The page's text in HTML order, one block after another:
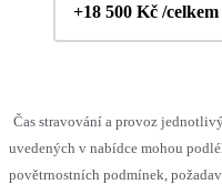
+18 500 Kč /celkem
Čas stravování a provoz
uvedených v nabídce mohou
povětrnostních podmínek,